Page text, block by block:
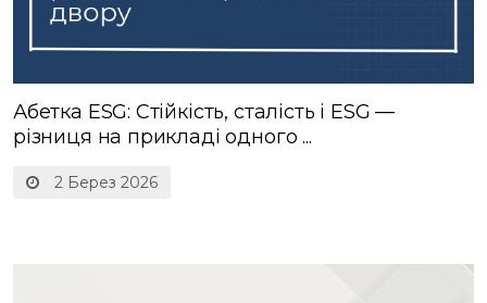
2 Берез 2026
Абетка ESG: Стійкість, сталість і ESG —
різниця на прикладі одного ...